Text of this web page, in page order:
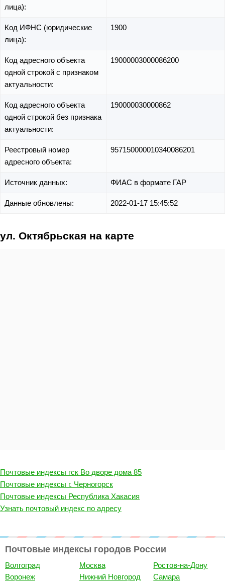
лица):
Код ИФНС (юридические
лица):
1900
Код адресного объекта
одной строкой с признаком
актуальности:
19000003000086200
Код адресного объекта
одной строкой без признака
актуальности:
190000030000862
Реестровый номер
адресного объекта:
957150000010340086201
Источник данных: ФИАС в формате ГАР
Данные обновлены: 2022-01-17 15:45:52
ул. Октябрьская на карте
Почтовые индексы гск Во дворе дома 85
Почтовые индексы г. Черногорск
Почтовые индексы Республика Хакасия
Узнать почтовый индекс по адресу
Почтовые индексы городов России
Волгоград
Воронеж
Москва
Нижний Новгород
Ростов-на-Дону
Самара